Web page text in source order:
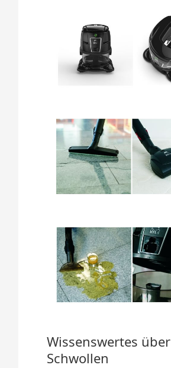
Wissenswertes über
Schwollen